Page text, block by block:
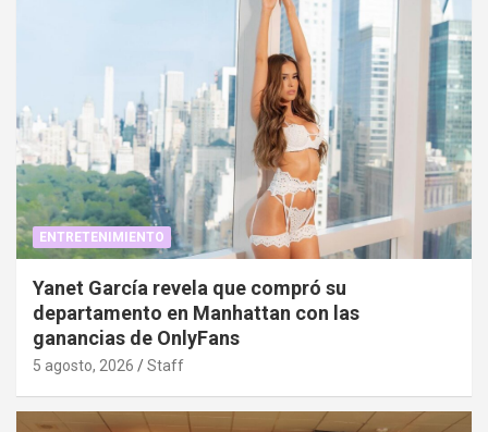
ENTRETENIMIENTO
Yanet García revela que compró su
departamento en Manhattan con las
ganancias de OnlyFans
5 agosto, 2026 Staff